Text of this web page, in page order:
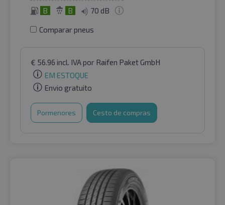
B B 70 dB
Comparar pneus
€ 56.96 incl. IVApor Raifen Paket GmbH
EM ESTOQUE
Envio gratuito
Pormenores Cesto de compras